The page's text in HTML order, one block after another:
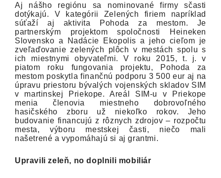
Aj nášho regiónu sa nominované firmy sčasti
dotýkajú. V kategórii Zelených firiem napríklad
súťaží aj aktivita Pohoda za mestom. Je
partnerským projektom spoločnosti Heineken
Slovensko a Nadácie Ekopolis a jeho cieľom je
zveľaďovanie zelených plôch v mestách spolu s
ich miestnymi obyvateľmi. V roku 2015, t. j. v
piatom roku fungovania projektu, Pohoda za
mestom poskytla finančnú podporu 3 500 eur aj na
úpravu priestoru bývalých vojenských skladov SIM
v martinskej Priekope. Areál SIM-u v Priekope
menia členovia miestneho dobrovoľného
hasičského zboru už niekoľko rokov. Jeho
budovanie financujú z rôznych zdrojov – rozpočtu
mesta, výboru mestskej časti, niečo mali
našetrené a vypomáhajú si aj grantmi.
Upravili zeleň, no doplnili mobiliár